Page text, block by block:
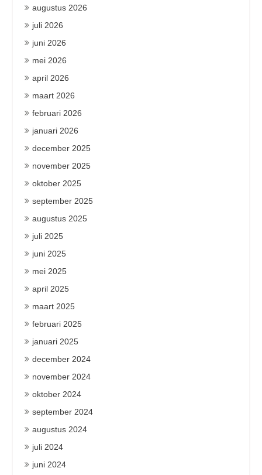
augustus 2026
juli 2026
juni 2026
mei 2026
april 2026
maart 2026
februari 2026
januari 2026
december 2025
november 2025
oktober 2025
september 2025
augustus 2025
juli 2025
juni 2025
mei 2025
april 2025
maart 2025
februari 2025
januari 2025
december 2024
november 2024
oktober 2024
september 2024
augustus 2024
juli 2024
juni 2024